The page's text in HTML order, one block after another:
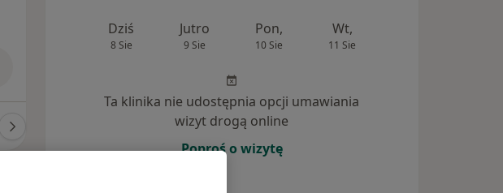
Odpowiedzi na pytania (2)
Dziś
8 Sie
Jutro
9 Sie
Pon,
10 Sie
Wt,
11 Sie
Ta klinika nie udostępnia opcji umawiania
wizyt drogą online
Poproś o wizytę